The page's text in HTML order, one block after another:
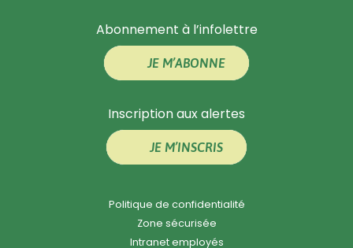
Abonnement à l’infolettre
JE M’ABONNE
Inscription aux alertes
JE M’INSCRIS
Politique de confidentialité
Zone sécurisée
Intranet employés